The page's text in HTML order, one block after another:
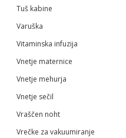
Tuš kabine
Varuška
Vitaminska infuzija
Vnetje maternice
Vnetje mehurja
Vnetje sečil
Vraščen noht
Vrečke za vakuumiranje